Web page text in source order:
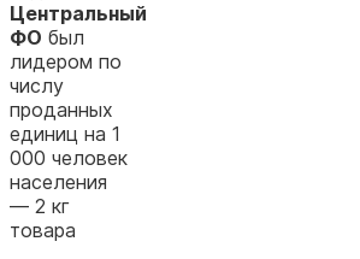
Центральный
ФО был
лидером по
числу
проданных
единиц на 1
000 человек
населения
— 2 кг
товара